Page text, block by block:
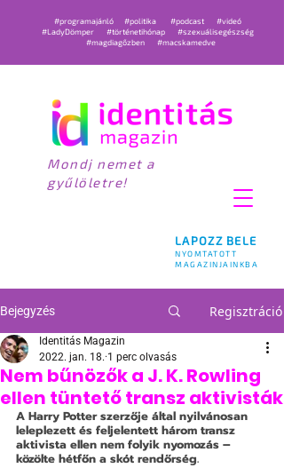
LAPOZZ BELE
NYOMTATOTT
MAGAZINJAINKBA
#programajánló #politika #podcast
#videó
#LadyDömper
#történetihónap
#szexuálisegészség
#magdiagőzben
#macskamedve
Mondj nemet a
gyűlöletre!
Bejegyzés Regisztráció
Nem bűnözők a J. K. Rowling
ellen tüntető transz aktivisták
Identitás Magazin
2022. jan. 18. 1 perc olvasás
A Harry Potter szerzője által nyilvánosan
leleplezett és feljelentett három transz
aktivista ellen nem folyik nyomozás –
közölte hétfőn a skót rendőrség.